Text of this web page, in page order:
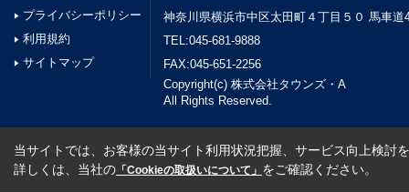
プライバシーポリシー
利用規約
サイトマップ
神奈川県横浜市中区太田町４丁目５０ 馬車道
TEL:045-681-9888
FAX:045-651-2256
Copyright(c) 株式会社タウンズ・A
All Rights Reserved.
当サイトでは、お客様の当サイト利用状況把握、サービス向上検討
詳しくは、当社の 「Cookieの取扱いについて」 をご確認ください。